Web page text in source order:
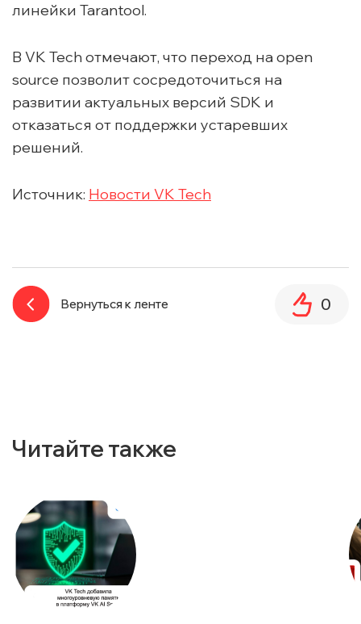
линейки Tarantool.
В VK Tech отмечают, что переход на open
source позволит сосредоточиться на
развитии актуальных версий SDK и
отказаться от поддержки устаревших
решений.
Источник: Новости VK Tech
Вернуться к ленте 0
Читайте также